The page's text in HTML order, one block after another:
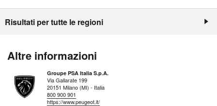
Risultati per tutte le regioni
Altre informazioni
Groupe PSA Italia S.p.A.
Via Gallarate 199
20151 Milano (MI) - Italia
800 900 901
https://www.peugeot.it/